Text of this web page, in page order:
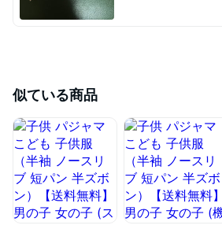
似ている商品